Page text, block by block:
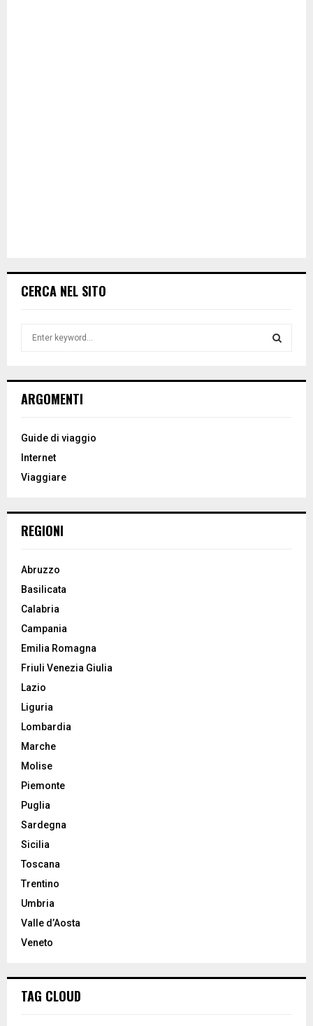
CERCA NEL SITO
h
o
:
ARGOMENTI
Guide di viaggio
Internet
Viaggiare
REGIONI
Abruzzo
Basilicata
Calabria
Campania
Emilia Romagna
Friuli Venezia Giulia
Lazio
Liguria
Lombardia
Marche
Molise
Piemonte
Puglia
Sardegna
Sicilia
Toscana
Trentino
Umbria
Valle d’Aosta
Veneto
TAG CLOUD